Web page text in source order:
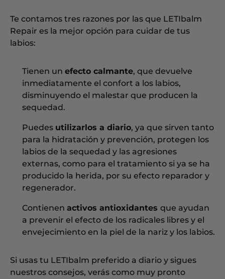
Te contamos tres razones por las que LETIbalm
Repair es la mejor opción para cuidar de tus
labios:
Tienen un efecto calmante, que devuelve
inmediatamente el confort a los labios,
disminuyendo el malestar que producen la
sequedad.
Puedes utilizarlos a diario, ya que sirven tanto
para la hidratación y prevención, protegen los
labios de la sequedad y las agresiones
externas, como para el tratamiento si ya se ha
producido la herida, por su efecto reparador y
regenerador.
Contienen activos antioxidantes que ayudan
a prevenir el efecto de los radicales libres y el
envejecimiento en la piel de la nariz y los labios.
Si usas tu LETIbalm preferido a diario y sigues
nuestros consejos, verás como muy pronto